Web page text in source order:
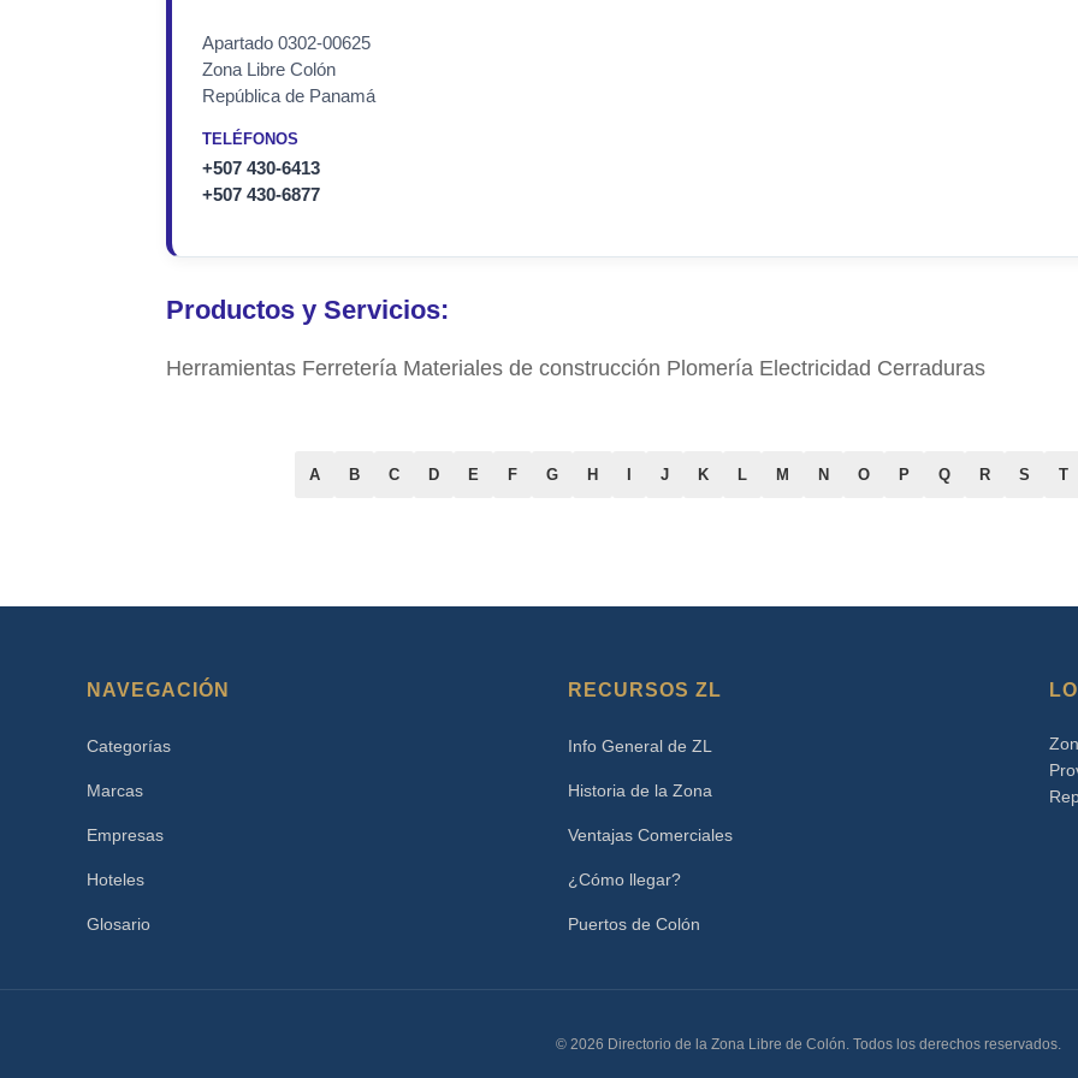
Apartado 0302-00625
Zona Libre Colón
República de Panamá
TELÉFONOS
+507 430-6413
+507 430-6877
Productos y Servicios:
Herramientas Ferretería Materiales de construcción Plomería Electricidad Cerraduras
A B C D E F G H I J K L M N O P Q R S T
NAVEGACIÓN
Categorías
Marcas
Empresas
Hoteles
Glosario
RECURSOS ZL
Info General de ZL
Historia de la Zona
Ventajas Comerciales
¿Cómo llegar?
Puertos de Colón
© 2026 Directorio de la Zona Libre de Colón. Todos los derechos reservados.